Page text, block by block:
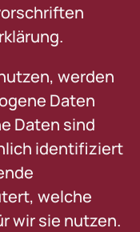
werden
Daten
Daten sind
identifiziert
welche
wir sie nutzen.